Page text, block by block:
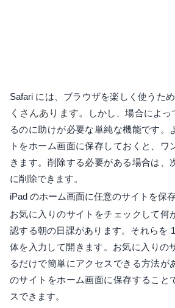
Safari には、ブラウザを楽しく使うた
くさんあります。
しかし、場合によっ
るのに助けが必要な単純な機能です。
トをホーム画面に保存しておくと、ワ
きます。削除する必要がある場合は、
に削除できます。
iPad のホーム画面に任意のサイトを保
お気に入りのサイトをチェックして何
認する朝の日課があります。それらを
体を入力して開きます。お気に入りの
るだけで簡単にアクセスできる方法が
のサイトをホーム画面に保存すること
スできます。